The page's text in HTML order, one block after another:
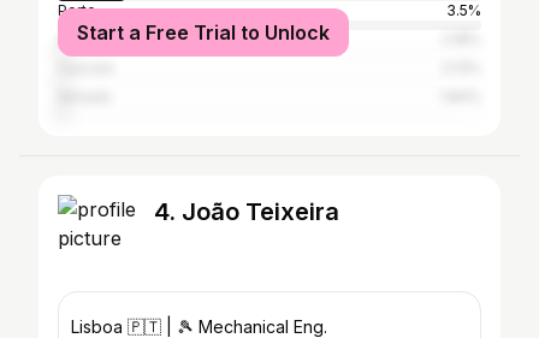
Porto
3.5%
Amadora
Start a Free Trial to Unlock
4. João Teixeira
Lisboa 🇵🇹 | 🎾 Mechanical Eng.